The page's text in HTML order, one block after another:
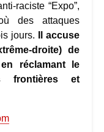
raciste “Expo”,
des attaques
jours. Il accuse
droite) de
réclamant le
frontières et